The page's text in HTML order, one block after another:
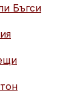
Бъгси